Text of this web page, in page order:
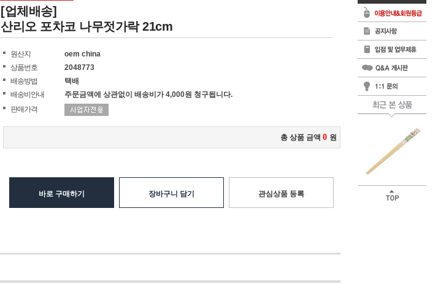
[업체배송]
산리오 포차코 나무젓가락 21cm
원산지
oem china
상품번호
2048773
배송방법
택배
배송비안내
주문금액에 상관없이 배송비가 4,000원 청구됩니다.
판매가격
총 상품 금액 0 원
바로 구매하기 장바구니 담기 관심상품 등록